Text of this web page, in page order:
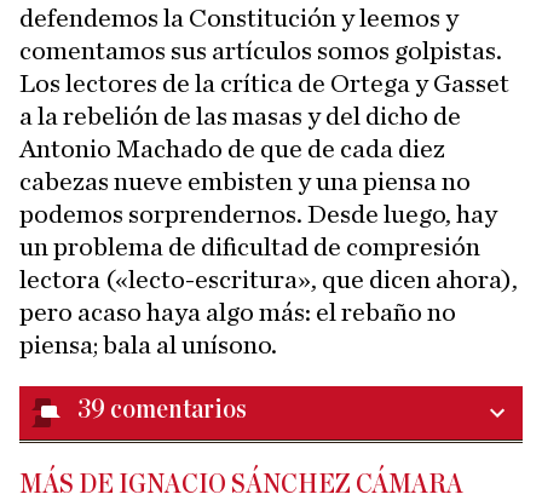
defendemos la Constitución y leemos y
comentamos sus artículos somos golpistas.
Los lectores de la crítica de Ortega y Gasset
a la rebelión de las masas y del dicho de
Antonio Machado de que de cada diez
cabezas nueve embisten y una piensa no
podemos sorprendernos. Desde luego, hay
un problema de dificultad de compresión
lectora («lecto-escritura», que dicen ahora),
pero acaso haya algo más: el rebaño no
piensa; bala al unísono.
39 comentarios
MÁS DE IGNACIO SÁNCHEZ CÁMARA